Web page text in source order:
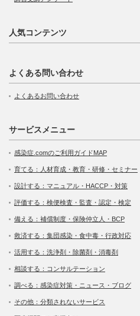
人気コンテンツ
よくある問い合わせ
よくあるお問い合わせ
サービスメニュー
感染症.comのご利用ガイドMAP
育てる：人材育成・教育・研修・セミナー
設計する：マニュアル・HACCP・対策
評価する：検便検査・監査・認定・検定
備える：補償制度・保険仲立人・BCP
救済する：集団感染・食中毒・行政対応
活用する：洗浄剤・除菌剤・消毒剤
相談する：コンサルテーション
調べる：感染症対策・ニュース・ブログ
その他：分類されないサービス